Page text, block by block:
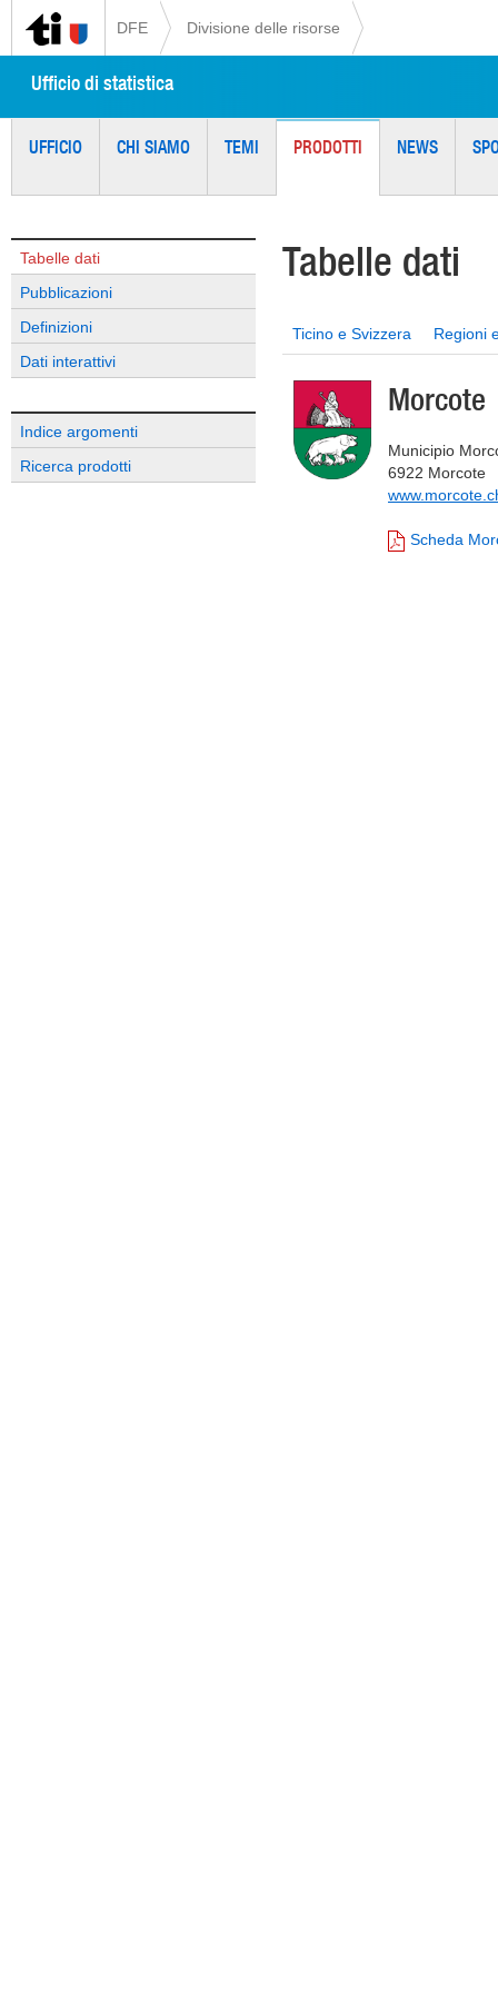
DFE Divisione delle risorse
Ufficio di statistica
UFFICIO CHI SIAMO TEMI PRODOTTI NEWS
Tabelle dati
Pubblicazioni
Definizioni
Dati interattivi
Indice argomenti
Ricerca prodotti
Tabelle dati
Ticino e Svizzera Regioni
Morcote
Municipio
6922 Morcote
Scheda